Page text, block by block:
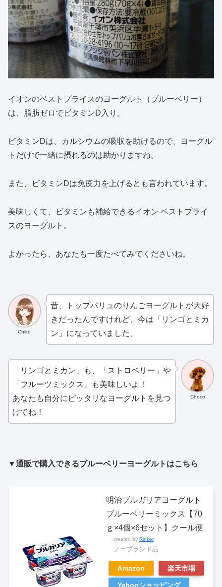
イオンのベストプライスのヨーグルト（ブルーベリー）
は、脂肪ゼロでビタミンD入り。
ビタミンDは、カルシウムの吸収を助けるので、ヨーグル
トだけで一緒に摂れるのは助かりますね。
また、ビタミンDは免疫力を上げるとも言われています。
美味しくて、ビタミンも補給できるイオン ベストプライ
スのヨーグルト。
よかったら、あなたも一度たべてみてくださいね。
Chiko
昔、トップバリュのりんごヨーグルトが大好
きだったんですけれど、今は「リンゴとミカ
ン」になっていました。
Choco
「リンゴとミカン」も、「ストロベリー」や
「フルーツミックス」も美味しいよ！
あなたも自分にピッタリなヨーグルトを見つ
けてね！
▼通販で購入できるブルーベリーヨーグルトはこちら
明治ブルガリアヨーグルト
ブルーベリーミックス【70
ｇ×4個×6セット】クール便
created by Rinker
ノーブランド品
Amazon 楽天市場
Yahooショッピング